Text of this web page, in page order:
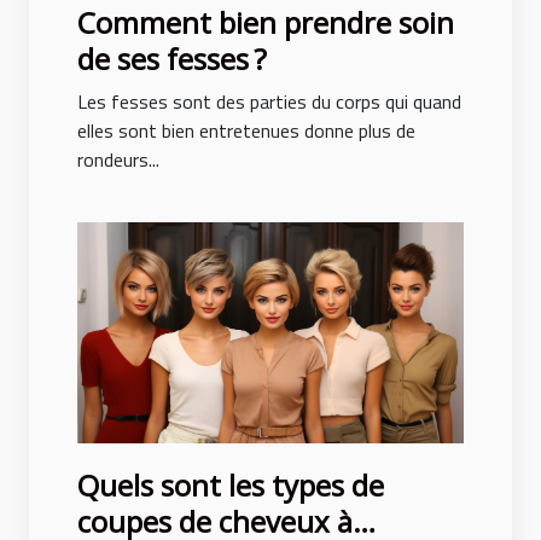
Comment bien prendre soin
de ses fesses ?
Les fesses sont des parties du corps qui quand
elles sont bien entretenues donne plus de
rondeurs...
Quels sont les types de
coupes de cheveux à